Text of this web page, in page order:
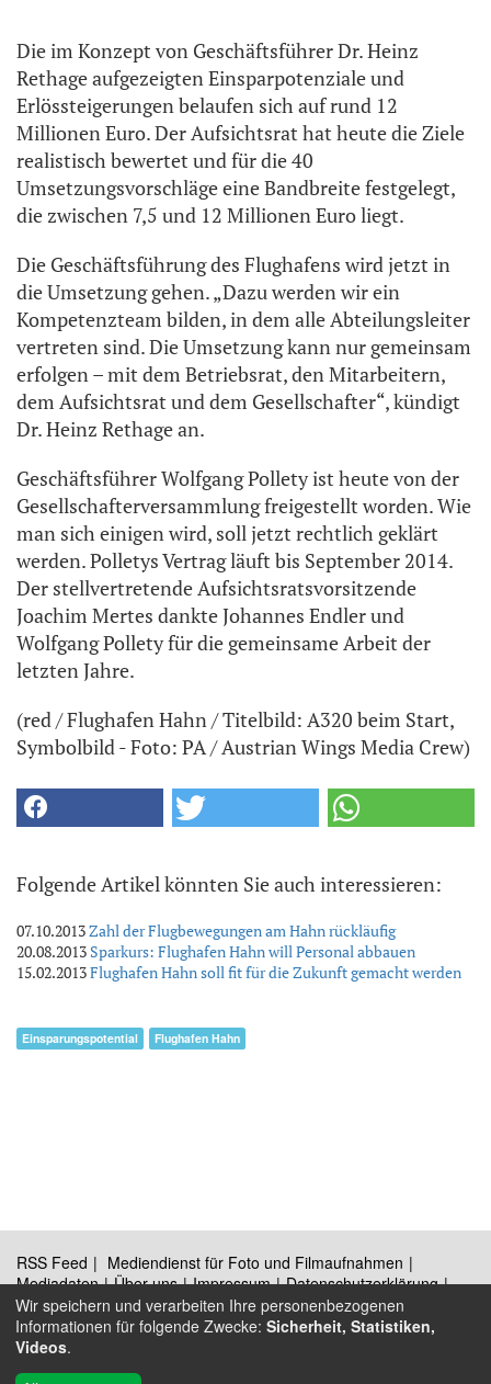
Die im Konzept von Geschäftsführer Dr. Heinz
Rethage aufgezeigten Einsparpotenziale und
Erlössteigerungen belaufen sich auf rund 12
Millionen Euro. Der Aufsichtsrat hat heute die Ziele
realistisch bewertet und für die 40
Umsetzungsvorschläge eine Bandbreite festgelegt,
die zwischen 7,5 und 12 Millionen Euro liegt.
Die Geschäftsführung des Flughafens wird jetzt in
die Umsetzung gehen. „Dazu werden wir ein
Kompetenzteam bilden, in dem alle Abteilungsleiter
vertreten sind. Die Umsetzung kann nur gemeinsam
erfolgen – mit dem Betriebsrat, den Mitarbeitern,
dem Aufsichtsrat und dem Gesellschafter“, kündigt
Dr. Heinz Rethage an.
Geschäftsführer Wolfgang Pollety ist heute von der
Gesellschafterversammlung freigestellt worden. Wie
man sich einigen wird, soll jetzt rechtlich geklärt
werden. Polletys Vertrag läuft bis September 2014.
Der stellvertretende Aufsichtsratsvorsitzende
Joachim Mertes dankte Johannes Endler und
Wolfgang Pollety für die gemeinsame Arbeit der
letzten Jahre.
(red / Flughafen Hahn / Titelbild: A320 beim Start,
Symbolbild - Foto: PA / Austrian Wings Media Crew)
Folgende Artikel könnten Sie auch interessieren:
07.10.2013Zahl der Flugbewegungen am Hahn rückläufig
20.08.2013 Sparkurs: Flughafen Hahn will Personal abbauen
15.02.2013Flughafen Hahn soll fit für die Zukunft gemacht werden
Einsparungspotential Flughafen Hahn
RSS Feed
Mediendienst für Foto und Filmaufnahmen
Mediadaten
Über uns Impressum
Datenschutzerklärung
Kontakt
Wir speichern und verarbeiten Ihre personenbezogenen
Informationen für folgende Zwecke: Sicherheit, Statistiken,
Videos.